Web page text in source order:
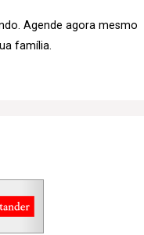
Agende agora mesmo
família.